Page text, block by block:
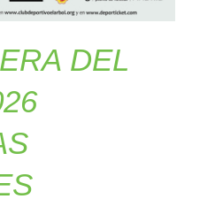
DEL